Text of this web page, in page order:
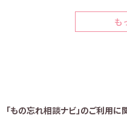
も
「もの忘れ相談ナビ」のご利用